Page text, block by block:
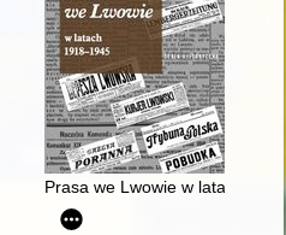
Prasa we Lwowie w latach